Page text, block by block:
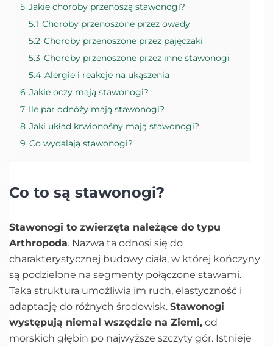
5 Jakie choroby przenoszą stawonogi?
5.1 Choroby przenoszone przez owady
5.2 Choroby przenoszone przez pajęczaki
5.3 Choroby przenoszone przez inne stawonogi
5.4 Alergie i reakcje na ukąszenia
6 Jakie oczy mają stawonogi?
7 Ile par odnóży mają stawonogi?
8 Jaki układ krwionośny mają stawonogi?
9 Co wydalają stawonogi?
Co to są stawonogi?
Stawonogi to zwierzęta należące do typu
Arthropoda. Nazwa ta odnosi się do
charakterystycznej budowy ciała, w której kończyny
są podzielone na segmenty połączone stawami.
Taka struktura umożliwia im ruch, elastyczność i
adaptację do różnych środowisk. Stawonogi
występują niemal wszędzie na Ziemi, od
morskich głębin po najwyższe szczyty gór. Istnieje